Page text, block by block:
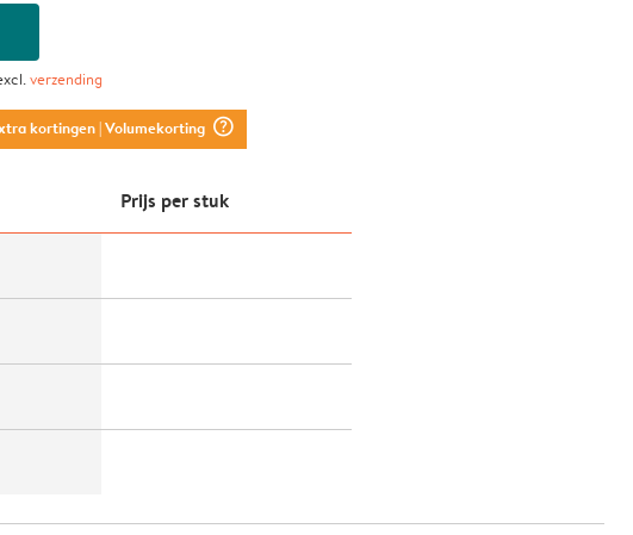
verzending
kortingen| Volumekorting question_mark_circle
Prijs per stuk